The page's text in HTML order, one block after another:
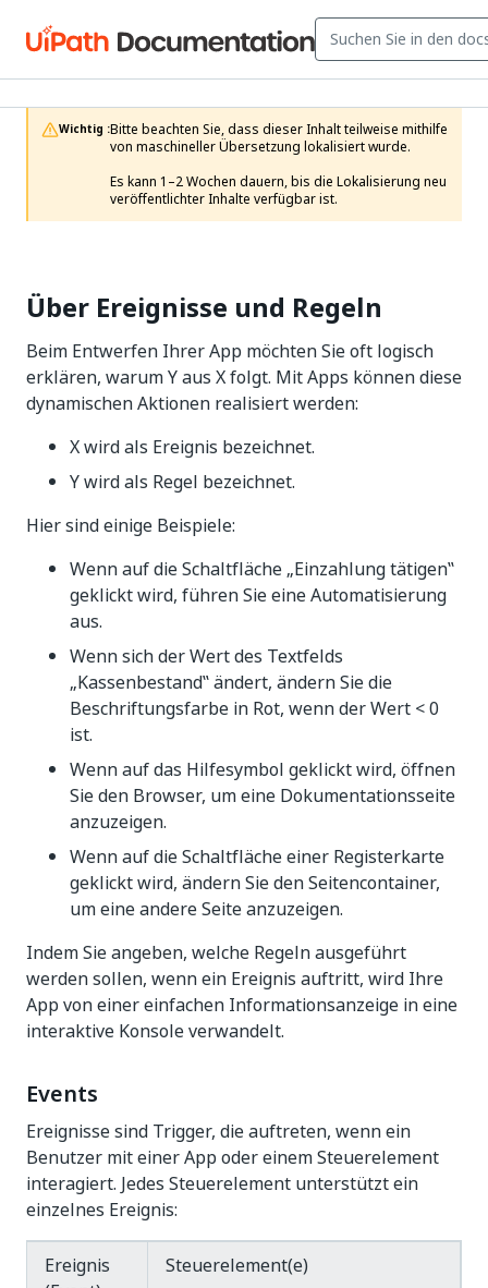
Wichtig :Bitte beachten Sie, dass dieser Inhalt teilweise mithilfe
von maschineller Übersetzung lokalisiert wurde.
Es kann 1–2 Wochen dauern, bis die Lokalisierung neu
veröffentlichter Inhalte verfügbar ist.
Über Ereignisse und Regeln
Beim Entwerfen Ihrer App möchten Sie oft logisch
erklären, warum Y aus X folgt. Mit Apps können diese
dynamischen Aktionen realisiert werden:
X wird als Ereignis bezeichnet.
Y wird als Regel bezeichnet.
Hier sind einige Beispiele:
Wenn auf die Schaltfläche „Einzahlung tätigen‟
geklickt wird, führen Sie eine Automatisierung
aus.
Wenn sich der Wert des Textfelds
„Kassenbestand‟ ändert, ändern Sie die
Beschriftungsfarbe in Rot, wenn der Wert < 0
ist.
Wenn auf das Hilfesymbol geklickt wird, öffnen
Sie den Browser, um eine Dokumentationsseite
anzuzeigen.
Wenn auf die Schaltfläche einer Registerkarte
geklickt wird, ändern Sie den Seitencontainer,
um eine andere Seite anzuzeigen.
Indem Sie angeben, welche Regeln ausgeführt
werden sollen, wenn ein Ereignis auftritt, wird Ihre
App von einer einfachen Informationsanzeige in eine
interaktive Konsole verwandelt.
Events
Ereignisse sind Trigger, die auftreten, wenn ein
Benutzer mit einer App oder einem Steuerelement
interagiert. Jedes Steuerelement unterstützt ein
einzelnes Ereignis:
Ereignis
Steuerelement(e)